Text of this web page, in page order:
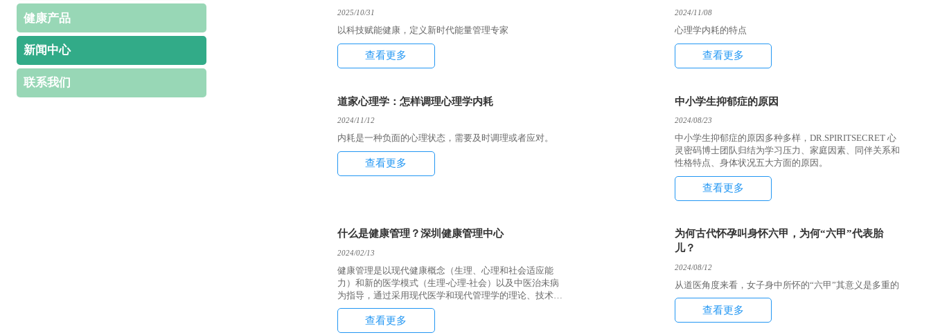
健康产品
新闻中心
联系我们
2025/10/31
以科技赋能健康，定义新时代能量管理专家
查看更多
2024/11/08
心理学内耗的特点
查看更多
道家心理学：怎样调理心理学内耗
2024/11/12
内耗是一种负面的心理状态，需要及时调理或者应对。
查看更多
中小学生抑郁症的原因
2024/08/23
中小学生抑郁症的原因多种多样，DR.SPIRITSECRET 心
灵密码博士团队归结为学习压力、家庭因素、同伴关系和
性格特点、身体状况五大方面的原因。
查看更多
什么是健康管理？深圳健康管理中心
2024/02/13
健康管理是以现代健康概念（生理、心理和社会适应能
力）和新的医学模式（生理-心理-社会）以及中医治未病
为指导，通过采用现代医学和现代管理学的理论、技术、
方法和手段，对个体/群体整体健康状况及其影响健康的
危险因素进行全面检测、评估、有效干预与连续跟踪服务
的医学行为及过程。
查看更多
为何古代怀孕叫身怀六甲，为何“六甲”代表胎
儿？
2024/08/12
从道医角度来看，女子身中所怀的“六甲”其意义是多重的
查看更多